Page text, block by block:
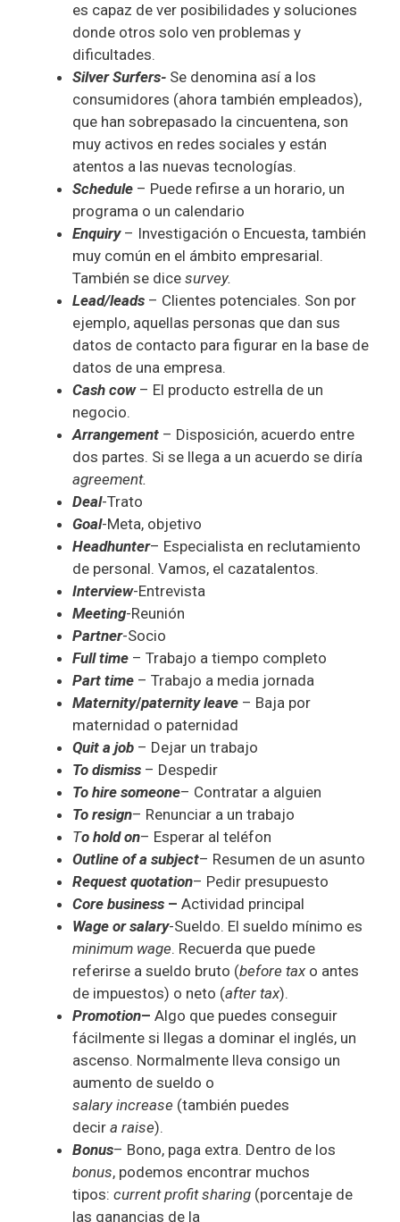
es capaz de ver posibilidades y soluciones
donde otros solo ven problemas y
dificultades.
Silver Surfers- Se denomina así a los
consumidores (ahora también empleados),
que han sobrepasado la cincuentena, son
muy activos en redes sociales y están
atentos a las nuevas tecnologías.
Schedule – Puede refirse a un horario, un
programa o un calendario
Enquiry – Investigación o Encuesta, también
muy común en el ámbito empresarial.
También se dice survey.
Lead/leads – Clientes potenciales. Son por
ejemplo, aquellas personas que dan sus
datos de contacto para figurar en la base de
datos de una empresa.
Cash cow– El producto estrella de un
negocio.
Arrangement – Disposición, acuerdo entre
dos partes. Si se llega a un acuerdo se diría
agreement.
Deal-Trato
Goal-Meta, objetivo
Headhunter– Especialista en reclutamiento
de personal. Vamos, el cazatalentos.
Interview-Entrevista
Meeting-Reunión
Partner-Socio
Full time – Trabajo a tiempo completo
Part time – Trabajo a media jornada
Maternity/paternity leave – Baja por
maternidad o paternidad
Quit a job – Dejar un trabajo
To dismiss – Despedir
To hire someone– Contratar a alguien
To resign– Renunciar a un trabajo
To hold on– Esperar al teléfon
Outline of a subject– Resumen de un asunto
Request quotation– Pedir presupuesto
Core business – Actividad principal
Wage or salary-Sueldo. El sueldo mínimo es
minimum wage. Recuerda que puede
referirse a sueldo bruto (before tax o antes
de impuestos) o neto (after tax).
Promotion– Algo que puedes conseguir
fácilmente si llegas a dominar el inglés, un
ascenso. Normalmente lleva consigo un
aumento de sueldo o
salary increase (también puedes
decir a raise).
Bonus– Bono, paga extra. Dentro de los
bonus, podemos encontrar muchos
tipos: current profit sharing (porcentaje de
las ganancias de la